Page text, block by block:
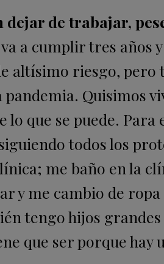
dejar de trabajar,
a cumplir tres años
altísimo riesgo, pero
Quisimos
que se puede. Para
todos los
me baño en la
y me cambio de
tengo hijos grandes
que ser porque